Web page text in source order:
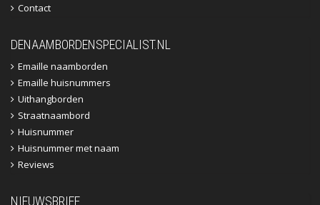
Contact
DENAAMBORDENSPECIALIST.NL
Emaille naamborden
Emaille huisnummers
Uithangborden
Straatnaambord
Huisnummer
Huisnummer met naam
Reviews
NIEUWSBRIEF